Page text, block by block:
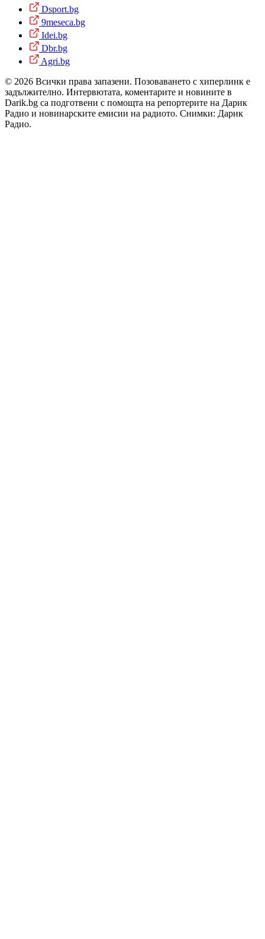
Dsport.bg
9meseca.bg
Idei.bg
Dbr.bg
Agri.bg
© 2026 Всички права запазени. Позоваването с хиперлинк е
задължително. Интервютата, коментарите и новините в
Darik.bg са подготвени с помощта на репортерите на Дарик
Радио и новинарските емисии на радиото. Снимки: Дарик
Радио.